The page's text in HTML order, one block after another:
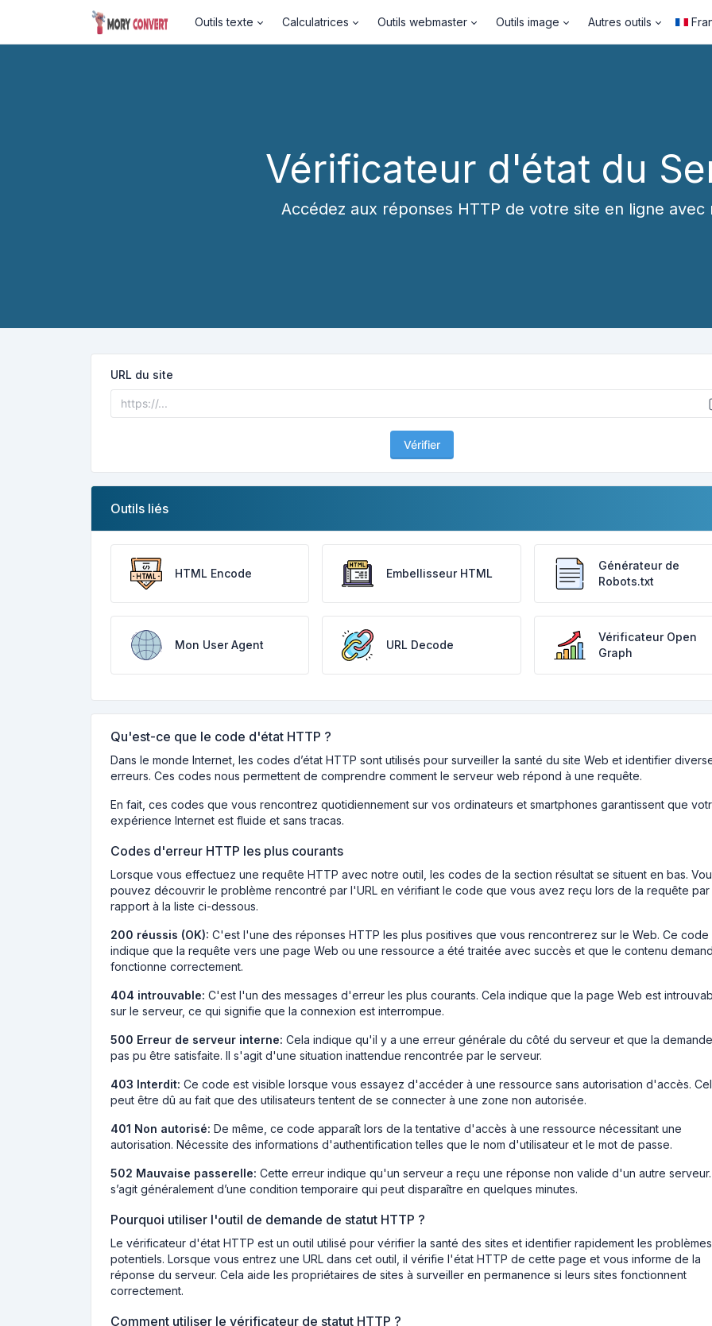
Outils texte Calculatrices Outils webmaster Outils image Autres outils
Vérificateur d'état du
Accédez aux réponses HTTP de votre site en ligne avec
URL du site
Vérifier
Outils liés
HTML Encode Embellisseur HTML
Générateur de
Robots.txt
Mon User Agent URL Decode
Vérificateur Open
Graph
Qu'est-ce que le code d'état HTTP ?
Dans le monde Internet, les codes d’état HTTP sont utilisés pour surveiller la santé du site Web et identifier
erreurs. Ces codes nous permettent de comprendre comment le serveur web répond à une requête.
En fait, ces codes que vous rencontrez quotidiennement sur vos ordinateurs et smartphones garantissent que
expérience Internet est fluide et sans tracas.
Codes d'erreur HTTP les plus courants
Lorsque vous effectuez une requête HTTP avec notre outil, les codes de la section résultat se situent en bas.
pouvez découvrir le problème rencontré par l'URL en vérifiant le code que vous avez reçu lors de la requête par
rapport à la liste ci-dessous.
200 réussis (OK): C'est l'une des réponses HTTP les plus positives que vous rencontrerez sur le Web. Ce code
indique que la requête vers une page Web ou une ressource a été traitée avec succès et que le contenu
fonctionne correctement.
404 introuvable: C'est l'un des messages d'erreur les plus courants. Cela indique que la page Web est
sur le serveur, ce qui signifie que la connexion est interrompue.
500 Erreur de serveur interne: Cela indique qu'il y a une erreur générale du côté du serveur et que la
pas pu être satisfaite. Il s'agit d'une situation inattendue rencontrée par le serveur.
403 Interdit: Ce code est visible lorsque vous essayez d'accéder à une ressource sans autorisation d'accès.
peut être dû au fait que des utilisateurs tentent de se connecter à une zone non autorisée.
401 Non autorisé: De même, ce code apparaît lors de la tentative d'accès à une ressource nécessitant une
autorisation. Nécessite des informations d'authentification telles que le nom d'utilisateur et le mot de passe.
502 Mauvaise passerelle: Cette erreur indique qu'un serveur a reçu une réponse non valide d'un autre serveur.
s’agit généralement d’une condition temporaire qui peut disparaître en quelques minutes.
Pourquoi utiliser l'outil de demande de statut HTTP ?
Le vérificateur d'état HTTP est un outil utilisé pour vérifier la santé des sites et identifier rapidement les problèmes
potentiels. Lorsque vous entrez une URL dans cet outil, il vérifie l'état HTTP de cette page et vous informe de la
réponse du serveur. Cela aide les propriétaires de sites à surveiller en permanence si leurs sites fonctionnent
correctement.
Comment utiliser le vérificateur de statut HTTP ?